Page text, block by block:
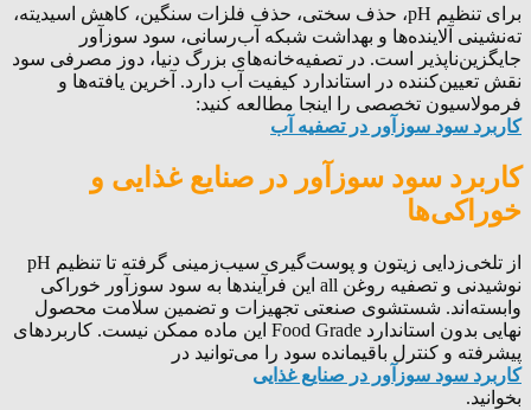
برای تنظیم pH، حذف سختی، حذف فلزات سنگین، کاهش اسیدیته،
ته‌نشینی آلاینده‌ها و بهداشت شبکه آب‌رسانی، سود سوزآور
جایگزین‌ناپذیر است. در تصفیه‌خانه‌های بزرگ دنیا، دوز مصرفی سود
نقش تعیین‌کننده در استاندارد کیفیت آب دارد. آخرین یافته‌ها و
فرمولاسیون تخصصی را اینجا مطالعه کنید:
کاربرد سود سوزآور در تصفیه آب
کاربرد سود سوزآور در صنایع غذایی و
خوراکی‌ها
از تلخی‌زدایی زیتون و پوست‌گیری سیب‌زمینی گرفته تا تنظیم pH
نوشیدنی و تصفیه روغن all این فرآیندها به سود سوزآور خوراکی
وابسته‌اند. شستشوی صنعتی تجهیزات و تضمین سلامت محصول
نهایی بدون استاندارد Food Grade این ماده ممکن نیست. کاربردهای
پیشرفته و کنترل باقیمانده سود را می‌توانید در
کاربرد سود سوزآور در صنایع غذایی
بخوانید.